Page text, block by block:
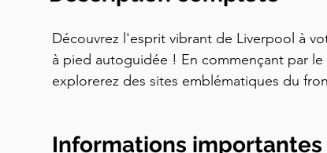
Découvrez l'esprit vibrant de Liverpool à
à pied autoguidée ! En commençant par
explorerez des sites emblématiques du
vous émerveillerez également devant de
Informations importantes